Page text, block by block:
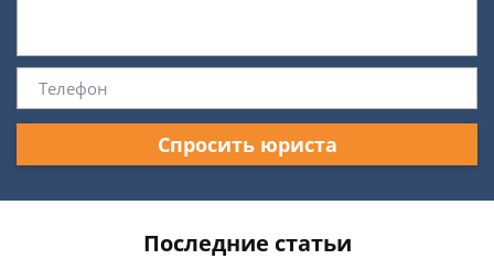
Спросить юриста
Последние статьи